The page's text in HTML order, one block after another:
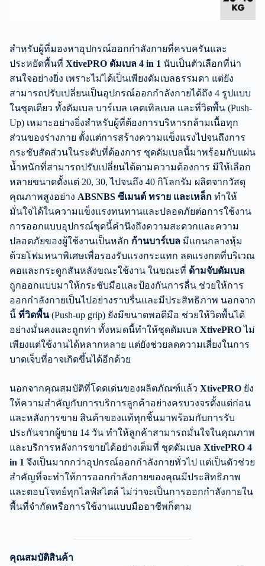
สำหรับผู้ที่มองหาอุปกรณ์ออกกำลังกายที่ครบครันและ
ประหยัดพื้นที่ XtivePRO ดัมเบล 4 in 1 นับเป็นตัวเลือกที่น่า
สนใจอย่างยิ่ง เพราะไม่ได้เป็นเพียงดัมเบลธรรมดา แต่ยัง
สามารถปรับเปลี่ยนเป็นอุปกรณ์ออกกำลังกายได้ถึง 4 รูปแบบ
ในชุดเดียว ทั้งดัมเบล บาร์เบล เคตเทิลเบล และที่วิดพื้น (Push-
Up) เหมาะอย่างยิ่งสำหรับผู้ที่ต้องการบริหารกล้ามเนื้อทุก
ส่วนของร่างกาย ตั้งแต่การสร้างความแข็งแรงไปจนถึงการ
กระชับสัดส่วนในระดับที่ต้องการ ชุดดัมเบลนี้มาพร้อมกับแผ่น
น้ำหนักที่สามารถปรับเปลี่ยนได้ตามความต้องการ มีให้เลือก
หลายขนาดตั้งแต่ 20, 30, ไปจนถึง 40 กิโลกรัม ผลิตจากวัสดุ
คุณภาพสูงอย่าง ABSNBS ซีเมนต์ ทราย และเหล็ก ทำให้
มั่นใจได้ในความแข็งแรงทนทานและปลอดภัยต่อการใช้งาน
การออกแบบอุปกรณ์ชุดนี้คำนึงถึงความสะดวกและความ
ปลอดภัยของผู้ใช้งานเป็นหลัก ก้านบาร์เบล มีแกนกลางหุ้ม
ด้วยโฟมหนาพิเศษเพื่อรองรับแรงกระแทก ลดแรงกดที่บริเวณ
คอและกระดูกสันหลังขณะใช้งาน ในขณะที่ ด้ามจับดัมเบล
ถูกออกแบบมาให้กระชับมือและป้องกันการลื่น ช่วยให้การ
ออกกำลังกายเป็นไปอย่างราบรื่นและมีประสิทธิภาพ นอกจาก
นี้ ที่วิดพื้น(Push-up grip) ยังมีขนาดพอดีมือ ช่วยให้วิดพื้นได้
อย่างมั่นคงและถูกท่า ทั้งหมดนี้ทำให้ชุดดัมเบล XtivePROไม่
เพียงแต่ใช้งานได้หลากหลาย แต่ยังช่วยลดความเสี่ยงในการ
บาดเจ็บที่อาจเกิดขึ้นได้อีกด้วย
นอกจากคุณสมบัติที่โดดเด่นของผลิตภัณฑ์แล้ว XtivePRO ยัง
ให้ความสำคัญกับการบริการลูกค้าอย่างครบวงจรตั้งแต่ก่อน
และหลังการขาย สินค้าของแท้ทุกชิ้นมาพร้อมกับการรับ
ประกันจากผู้ขาย 14 วัน ทำให้ลูกค้าสามารถมั่นใจในคุณภาพ
และบริการหลังการขายได้อย่างเต็มที่ ชุดดัมเบล XtivePRO 4
in 1 จึงเป็นมากกว่าอุปกรณ์ออกกำลังกายทั่วไป แต่เป็นตัวช่วย
สำคัญที่จะทำให้การออกกำลังกายของคุณมีประสิทธิภาพ
และตอบโจทย์ทุกไลฟ์สไตล์ ไม่ว่าจะเป็นการออกกำลังกายใน
พื้นที่จำกัดหรือการใช้งานแบบมืออาชีพก็ตาม
คุณสมบัติสินค้า